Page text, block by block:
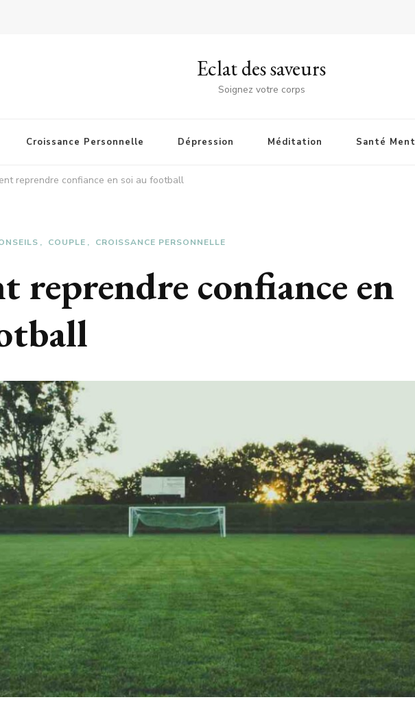
Eclat des saveurs
Soignez votre corps
Croissance Personnelle Dépression Méditation Santé
reprendre confiance en soi au football
COUPLE CROISSANCE PERSONNELLE
reprendre confiance en